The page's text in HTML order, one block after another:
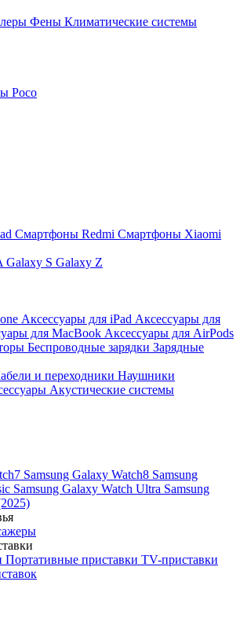
Фены Климатические системы
Poco
Смартфоны Redmi Смартфоны Xiaomi
Galaxy S Galaxy Z
Аксессуары для iPad Аксессуары для
для MacBook Аксессуары для AirPods
Беспроводные зарядки Зарядные
и переходники Наушники
Акустические системы
Samsung Galaxy Watch8 Samsung
Samsung Galaxy Watch Ultra Samsung
Портативные приставки TV-приставки